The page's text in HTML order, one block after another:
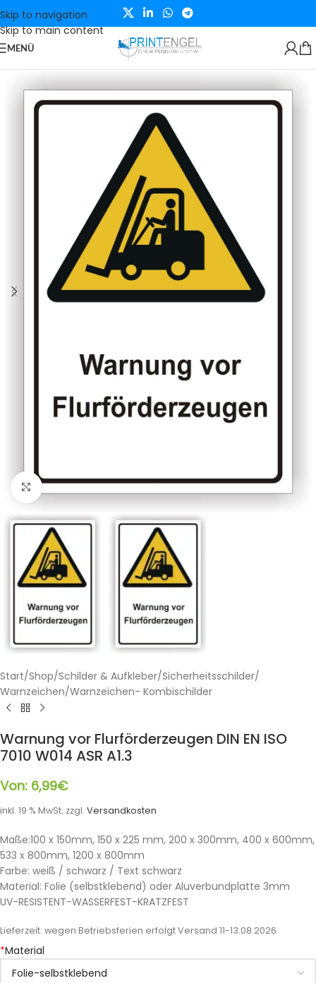
Skip to navigation
Skip to main content
MENÜ
Klicken zum Vergrößern
Start/Shop/Schilder & Aufkleber/Sicherheitsschilder/
Warnzeichen/Warnzeichen- Kombischilder
Warnung vor Flurförderzeugen DIN EN ISO
7010 W014 ASR A1.3
Von: 6,99€
inkl. 19 % MwSt. zzgl. Versandkosten
Maße:100 x 150mm, 150 x 225 mm, 200 x 300mm, 400 x 600mm,
533 x 800mm, 1200 x 800mm
Farbe: weiß / schwarz / Text schwarz
Material: Folie (selbstklebend) oder Aluverbundplatte 3mm
UV-RESISTENT-WASSERFEST-KRATZFEST
Lieferzeit: wegen Betriebsferien erfolgt Versand 11-13.08.2026
*Material